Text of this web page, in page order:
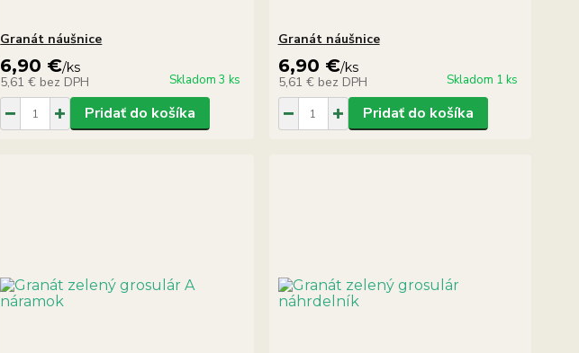
Granát náušnice
6,90 €/ks
5,61 € bez DPH Skladom 3 ks
Pridať do košíka
Granát náušnice
6,90 €/ks
5,61 € bez DPH Skladom 1 ks
Pridať do košíka